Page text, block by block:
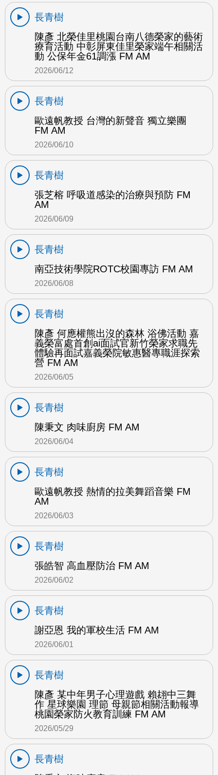
長青樹
陳彥 北榮佳里桃園台南八德榮家的藝術
療育活動 中彰屏東佳里榮家端午相關活
動 公保年金61調漲 FM AM
2026/06/12
長青樹
歐遠帆教授 台灣的新聲音 獨立樂團
FM AM
2026/06/10
長青樹
張芝榕 呼吸道感染的治療與預防 FM
AM
2026/06/09
長青樹
南亞技術學院ROTC校園專訪 FM AM
2026/06/08
長青樹
陳彥 何應權熊出沒的森林 浴佛活動 嘉
義榮富處首創ai面試官新竹榮家求職先
體驗再面試嘉義榮院敏惠醫專職涯探索
營 FM AM
2026/06/05
長青樹
陳秉文 肉味廚房 FM AM
2026/06/04
長青樹
歐遠帆教授 熱情的拉美舞蹈音樂 FM
AM
2026/06/03
長青樹
張皓智 高血壓防治 FM AM
2026/06/02
長青樹
謝亞恩 我的軍校生活 FM AM
2026/06/01
長青樹
陳彥 某中年男子心理遊戲 賴翃中三舞
作 星球樂園 理節 母親節相關活動報導
桃園榮家防火教育訓練 FM AM
2026/05/29
長青樹